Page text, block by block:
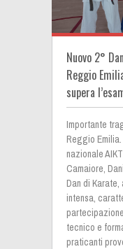
Nuovo 2°
Reggio
supera
Importante
Reggio
nazionale
Camaiore,
Dan di
intensa,
tecnico e
praticanti